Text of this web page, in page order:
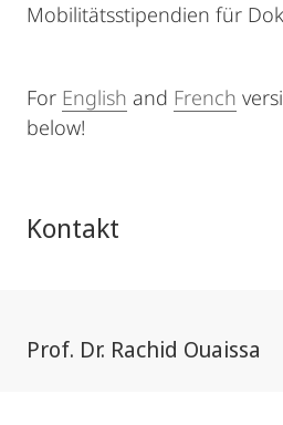
Mobilitätsstipendien für
For English and French
below!
Kontakt
Prof. Dr. Rachid Ouaissa